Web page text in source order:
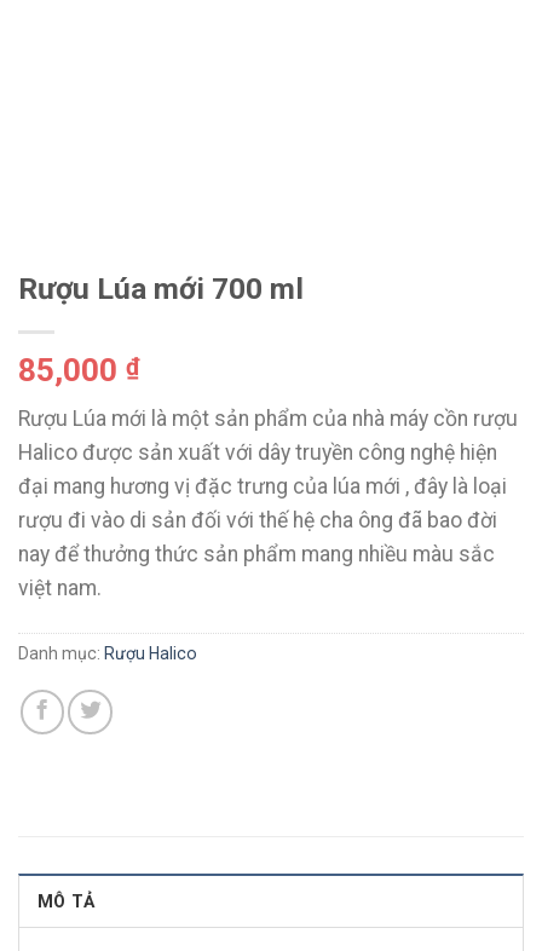
Rượu Lúa mới 700 ml
85,000 ₫
Rượu Lúa mới là một sản phẩm của nhà máy cồn rượu
Halico được sản xuất với dây truyền công nghệ hiện
đại mang hương vị đặc trưng của lúa mới , đây là loại
rượu đi vào di sản đối với thế hệ cha ông đã bao đời
nay để thưởng thức sản phẩm mang nhiều màu sắc
việt nam.
Danh mục: Rượu Halico
MÔ TẢ